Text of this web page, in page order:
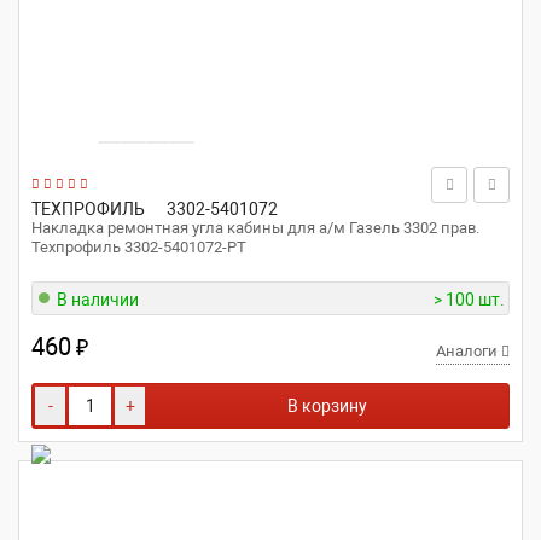
ТЕХПРОФИЛЬ 3302-5401072
Накладка ремонтная угла кабины для а/м Газель 3302 прав.
Техпрофиль 3302-5401072-РТ
В наличии > 100 шт.
460₽ Аналоги
- + В корзину